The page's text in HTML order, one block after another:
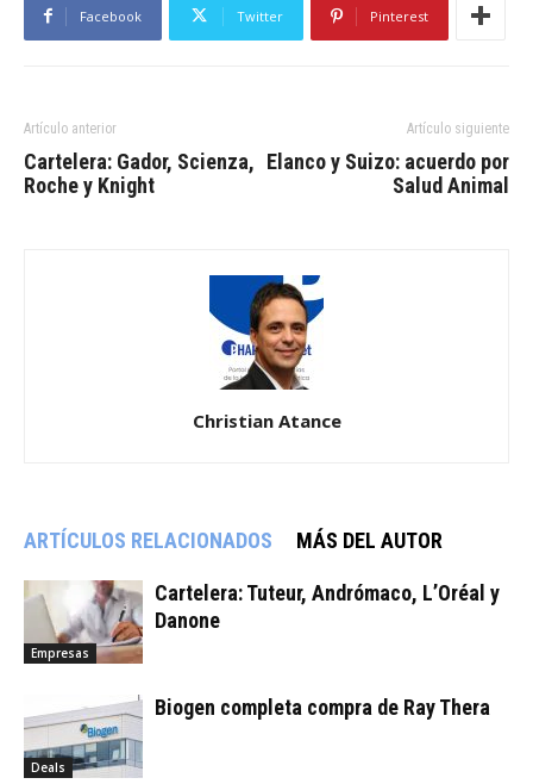
Facebook Twitter Pinterest
Artículo anterior
Cartelera: Gador, Scienza,
Roche y Knight
Artículo siguiente
Elanco y Suizo: acuerdo por
Salud Animal
Christian Atance
ARTÍCULOS RELACIONADOS MÁS DEL AUTOR
Empresas
Cartelera: Tuteur, Andrómaco, L’Oréal y
Danone
Deals
Biogen completa compra de Ray Thera